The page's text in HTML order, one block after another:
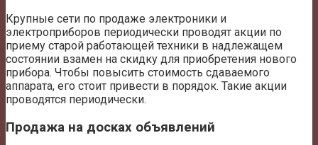
Крупные сети по продаже электроники и
электроприборов периодически проводят акции по
приему старой работающей техники в надлежащем
состоянии взамен на скидку для приобретения нового
прибора. Чтобы повысить стоимость сдаваемого
аппарата, его стоит привести в порядок. Такие акции
проводятся периодически.
Продажа на досках объявлений